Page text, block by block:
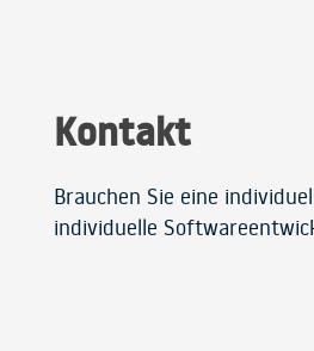
Kontakt
Brauchen Sie eine
individuelle